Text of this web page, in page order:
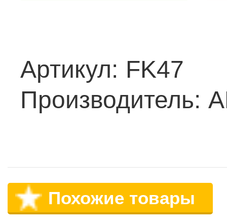
Артикул: FK47
Производитель:
Похожие товары